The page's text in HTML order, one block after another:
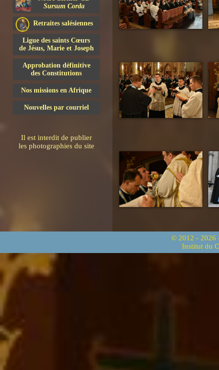
Sursum Corda
Retraites salésiennes
Ligue des saints Cœurs
de Jésus, Marie et Joseph
Approbation définitive
des Constitutions
Nos missions en Afrique
Nouvelles par courriel
Il est interdit de publier
les photographies du site
© 2012 -
Institut du